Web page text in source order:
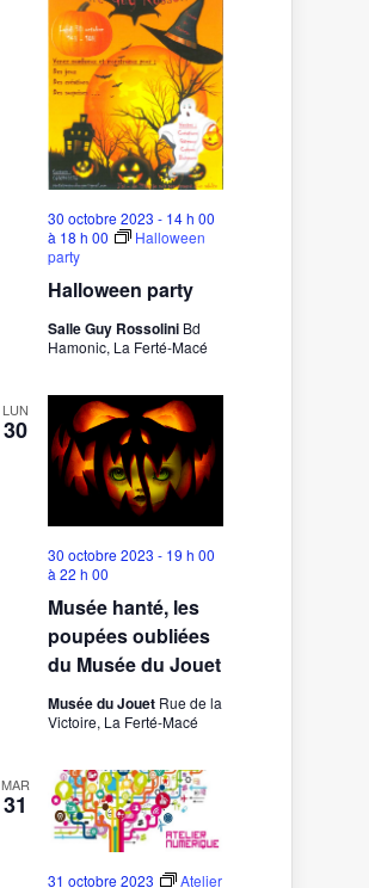
Halloween party
30 octobre 2023 - 14 h 00
à 18 h 00
Halloween
party
Salle Guy Rossolini Bd
Hamonic, La Ferté-Macé
LUN
30
Musée hanté, les
poupées oubliées
du Musée du Jouet
30 octobre 2023 - 19 h 00
à 22 h 00
Musée du Jouet Rue de la
Victoire, La Ferté-Macé
MAR
31
31 octobre 2023
Atelier